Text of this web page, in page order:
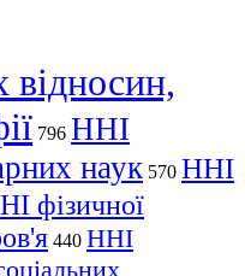
796 ННІ
наук 570 ННІ
фізичної
440 ННІ